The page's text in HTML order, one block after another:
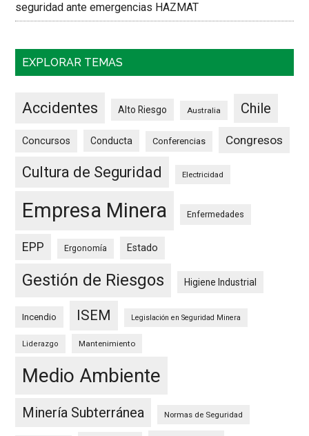
seguridad ante emergencias HAZMAT
EXPLORAR TEMAS
Accidentes Alto Riesgo Australia Chile
Concursos Conducta Conferencias Congresos
Cultura de Seguridad Electricidad
Empresa Minera Enfermedades
EPP Ergonomía Estado
Gestión de Riesgos Higiene Industrial
Incendio ISEM Legislación en Seguridad Minera
Liderazgo Mantenimiento
Medio Ambiente
Minería Subterránea Normas de Seguridad